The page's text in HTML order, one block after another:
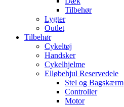
Tilbehør
Lygter
Outlet
Tilbehør
Cykeltøj
Handsker
Cykelhjelme
Elløbehjul Reservedele
Stel og Bagskærm
Controller
Motor